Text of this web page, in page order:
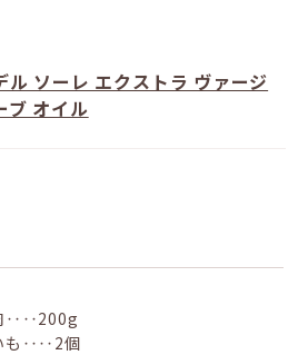
ル ソーレ エクストラ ヴァージ
ブ オイル
‥‥200g
も‥‥2個